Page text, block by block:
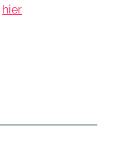
hier